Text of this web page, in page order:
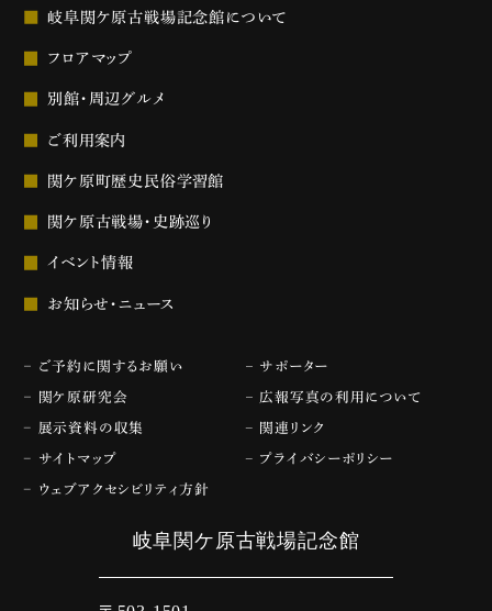
岐阜関ケ原古戦場記念館について
フロアマップ
別館・周辺グルメ
ご利用案内
関ケ原町歴史民俗学習館
関ケ原古戦場・史跡巡り
イベント情報
お知らせ・ニュース
ご予約に関するお願い サポーター
関ケ原研究会 広報写真の利用について
展示資料の収集 関連リンク
サイトマップ プライバシーポリシー
ウェブアクセシビリティ方針
岐阜関ケ原古戦場記念館